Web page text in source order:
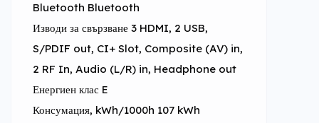
Bluetooth Bluetooth
Изводи за свързване 3 HDMI, 2 USB,
S/PDIF out, CI+ Slot, Composite (AV) in,
2 RF In, Audio (L/R) in, Headphone out
Енергиен клас E
Консумация, kWh/1000h 107 kWh